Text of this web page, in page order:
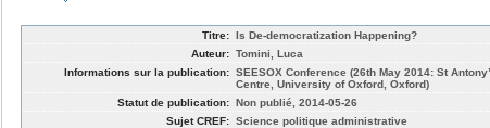
Titre: Is De-democratization Happening?
Auteur: Tomini, Luca
Informations sur la publication: SEESOX Conference (26th May 2014: St
Centre, University of Oxford, Oxford)
Statut de publication: Non publié, 2014-05-26
Sujet CREF: Science politique administrative